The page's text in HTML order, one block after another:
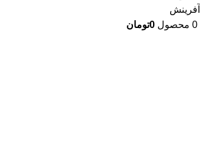
0 محصول 0تومان